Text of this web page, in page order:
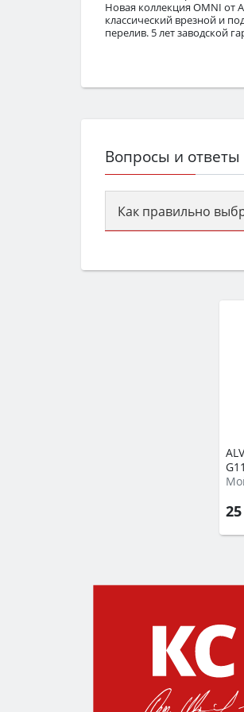
Новая коллекция OMNI от
классический врезной и
перелив. 5 лет заводской
Вопросы и ответы
Как правильно
семьи, класс
G11